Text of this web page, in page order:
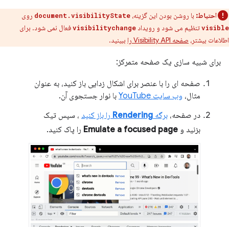
احتیاط: با روشن بودن این گزینه، document.visibilityState روی
visibleتنظیم می شود و رویداد visibilitychangeفعال نمی شود. برای
اطلاعات بیشتر، صفحه Visibility API را ببینید.
برای شبیه سازی یک صفحه متمرکز:
صفحه ای را با عنصر برای اشکال زدایی باز کنید، به عنوان
مثال، وب سایت YouTube
با نوار جستجوی آن.
در صفحه، برگه Rendering را باز کنید ، سپس تیک
بزنید و Emulate a focused page را پاک کنید.